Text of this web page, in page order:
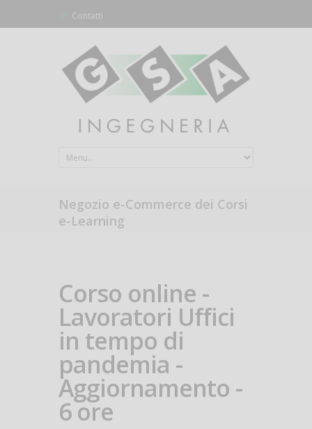
Contatti
Negozio e-Commerce dei Corsi
e-Learning
Corso online -
Lavoratori Uffici
in tempo di
pandemia -
Aggiornamento -
6 ore